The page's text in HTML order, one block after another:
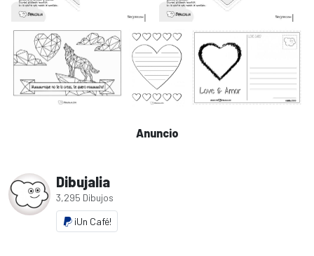
Anuncio
Dibujalia
3,295 Dibujos
¡Un Café!